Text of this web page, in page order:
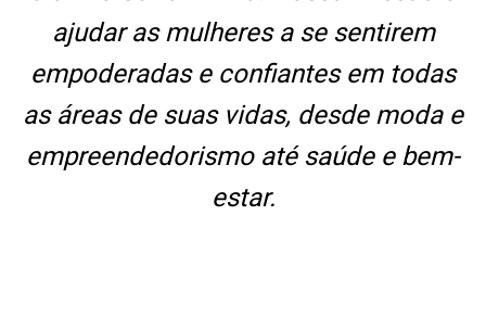
ajudar as mulheres a se sentirem
empoderadas e confiantes em todas
as áreas de suas vidas, desde moda e
empreendedorismo até saúde e bem-
estar.